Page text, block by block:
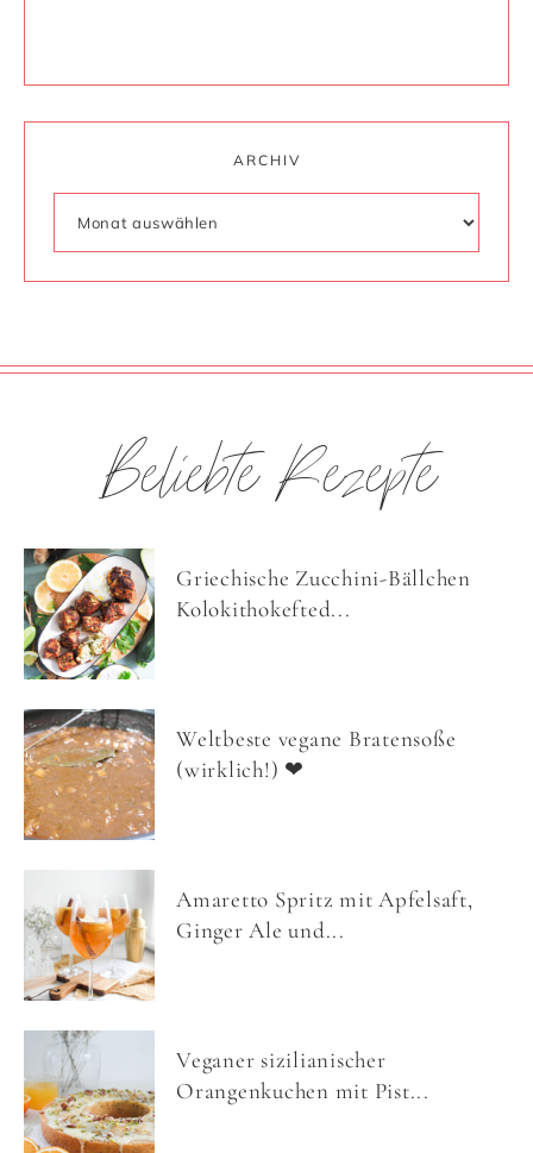
ARCHIV
Beliebte Rezepte
Griechische Zucchini-Bällchen
Kolokithokefted...
Weltbeste vegane Bratensoße
(wirklich!) ❤
Amaretto Spritz mit Apfelsaft,
Ginger Ale und...
Veganer sizilianischer
Orangenkuchen mit Pist...